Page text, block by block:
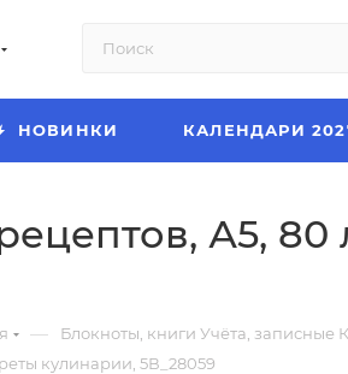
НОВИНКИ КАЛЕНДАРИ
А5,
— Блокноты, книги Учёта, записные
кулинарии, 5В_28059